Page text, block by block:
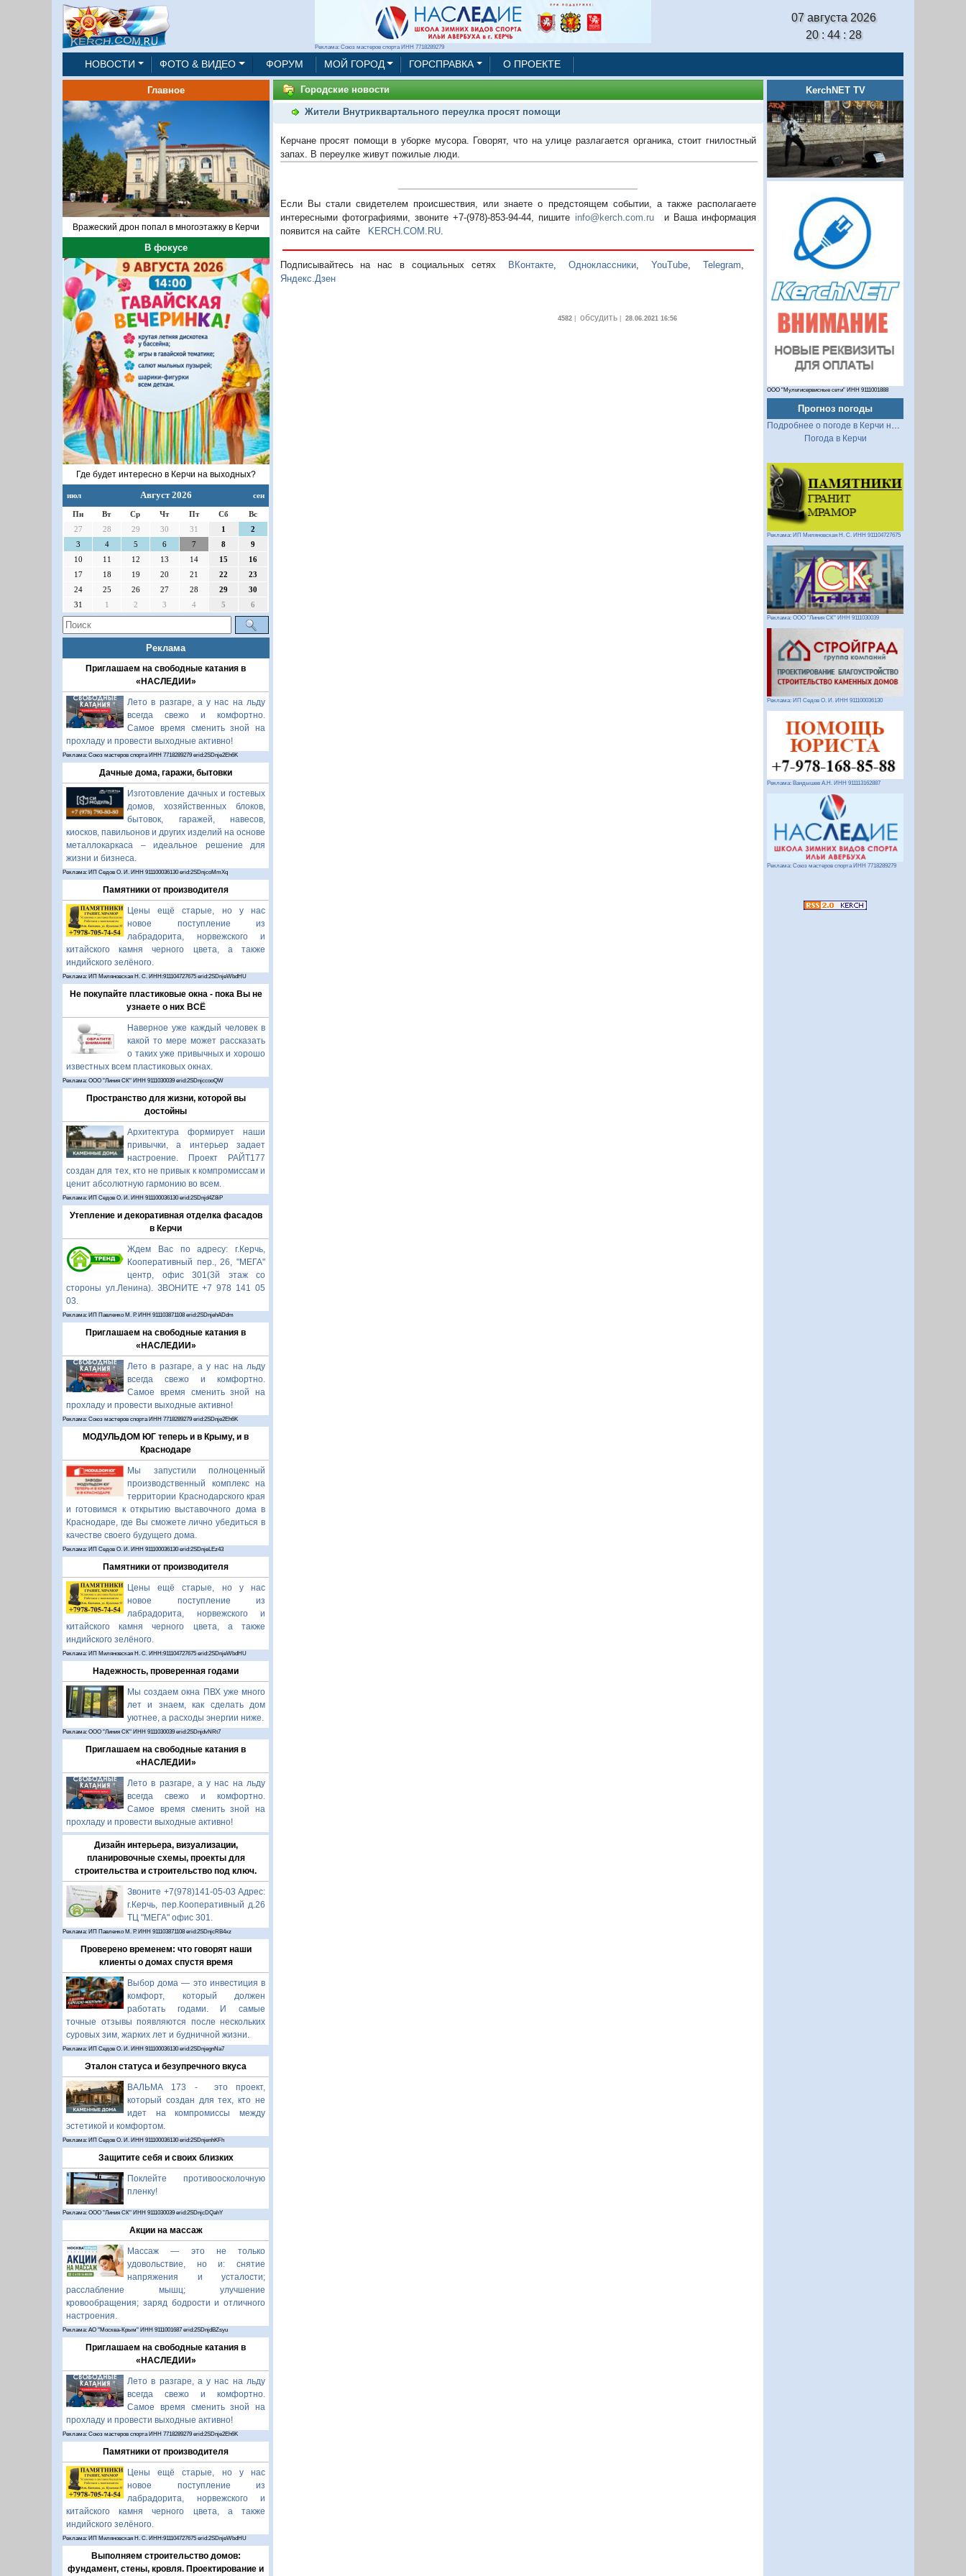
Реклама: Союз мастеров спорта ИНН 7718289279
07 августа 2026
20 : 44 : 28
НОВОСТИ ФОТО & ВИДЕО ФОРУМ МОЙ ГОРОД ГОРСПРАВКА О ПРОЕКТЕ
Главное
Вражеский дрон попал в многоэтажку в Керчи
В фокусе
Где будет интересно в Керчи на выходных?
июл Август 2026 сен
Пн Вт Ср Чт Пт Сб
Вс
27
28 29 30 31 1
2
3
4 5 6 7 8
9
10
11 12 13 14 15
16
17
18 19 20 21 22
23
24
25 26 27 28 29
30
31
1 2 3 4 5 6
Реклама
Приглашаем на свободные катания в
«НАСЛЕДИИ»
Лето в разгаре, а у нас на льду
всегда свежо и комфортно.
Самое время сменить зной на
прохладу и провести выходные активно!
Реклама: Союз мастеров спорта ИНН 7718289279 erid:2SDnje2Eh6K
Дачные дома, гаражи, бытовки
Изготовление дачных и гостевых
домов, хозяйственных блоков,
бытовок, гаражей, навесов,
киосков, павильонов и других изделий на основе
металлокаркаса – идеальное решение для
жизни и бизнеса.
Реклама: ИП Седов О. И. ИНН 911100036130 erid:2SDnjcoMmXq
Памятники от производителя
Цены ещё старые, но у нас
новое поступление из
лабрадорита, норвежского и
китайского камня черного цвета, а также
индийского зелёного.
Реклама: ИП Миляновская Н. С. ИНН:911104727675 erid:2SDnjeWbdHU
Не покупайте пластиковые окна - пока Вы не
узнаете о них ВСЁ
Наверное уже каждый человек в
какой то мере может рассказать
о таких уже привычных и хорошо
известных всем пластиковых окнах.
Реклама: ООО "Линия СК" ИНН 9111030039 erid:2SDnjccooQW
Пространство для жизни, которой вы
достойны
Архитектура формирует наши
привычки, а интерьер задает
настроение. Проект РАЙТ177
создан для тех, кто не привык к компромиссам и
ценит абсолютную гармонию во всем.
Реклама: ИП Седов О. И. ИНН 911100036130 erid:2SDnjd4Z8iP
Утепление и декоративная отделка фасадов
в Керчи
Ждем Вас по адресу: г.Керчь,
Кооперативный пер., 26, "МЕГА"
центр, офис 301(3й этаж со
стороны ул.Ленина). ЗВОНИТЕ +7 978 141 05
03.
Реклама: ИП Павленко М. Р. ИНН 911103871108 erid:2SDnjehADdm
Приглашаем на свободные катания в
«НАСЛЕДИИ»
Лето в разгаре, а у нас на льду
всегда свежо и комфортно.
Самое время сменить зной на
прохладу и провести выходные активно!
Реклама: Союз мастеров спорта ИНН 7718289279 erid:2SDnje2Eh6K
МОДУЛЬДОМ ЮГ теперь и в Крыму, и в
Краснодаре
Мы запустили полноценный
производственный комплекс на
территории Краснодарского края
и готовимся к открытию выставочного дома в
Краснодаре, где Вы сможете лично убедиться в
качестве своего будущего дома.
Реклама: ИП Седов О. И. ИНН 911100036130 erid:2SDnjeLEz43
Памятники от производителя
Цены ещё старые, но у нас
новое поступление из
лабрадорита, норвежского и
китайского камня черного цвета, а также
индийского зелёного.
Реклама: ИП Миляновская Н. С. ИНН:911104727675 erid:2SDnjeWbdHU
Надежность, проверенная годами
Мы создаем окна ПВХ уже много
лет и знаем, как сделать дом
уютнее, а расходы энергии ниже.
Реклама: ООО "Линия СК" ИНН 9111030039 erid:2SDnjdvNRt7
Приглашаем на свободные катания в
«НАСЛЕДИИ»
Лето в разгаре, а у нас на льду
всегда свежо и комфортно.
Самое время сменить зной на
прохладу и провести выходные активно!
Дизайн интерьера, визуализации,
планировочные схемы, проекты для
строительства и строительство под ключ.
Звоните +7(978)141-05-03 Адрес:
г.Керчь, пер.Кооперативный д.26
ТЦ "МЕГА" офис 301.
Реклама: ИП Павленко М. Р. ИНН 911103871108 erid:2SDnjcRB4xz
Проверено временем: что говорят наши
клиенты о домах спустя время
Выбор дома — это инвестиция в
комфорт, который должен
работать годами. И самые
точные отзывы появляются после нескольких
суровых зим, жарких лет и будничной жизни.
Реклама: ИП Седов О. И. ИНН 911100036130 erid:2SDnjegnNa7
Эталон статуса и безупречного вкуса
ВАЛЬМА 173 - это проект,
который создан для тех, кто не
идет на компромиссы между
эстетикой и комфортом.
Реклама: ИП Седов О. И. ИНН 911100036130 erid:2SDnjenhKFh
Защитите себя и своих близких
Поклейте противоосколочную
пленку!
Реклама: ООО "Линия СК" ИНН 9111030039 erid:2SDnjcDQahY
Акции на массаж
Массаж — это не только
удовольствие, но и: снятие
напряжения и усталости;
расслабление мышц; улучшение
кровообращения; заряд бодрости и отличного
настроения.
Реклама: АО "Москва-Крым" ИНН 9111001687 erid:2SDnjdBZsyu
Приглашаем на свободные катания в
«НАСЛЕДИИ»
Лето в разгаре, а у нас на льду
всегда свежо и комфортно.
Самое время сменить зной на
прохладу и провести выходные активно!
Реклама: Союз мастеров спорта ИНН 7718289279 erid:2SDnje2Eh6K
Памятники от производителя
Цены ещё старые, но у нас
новое поступление из
лабрадорита, норвежского и
китайского камня черного цвета, а также
индийского зелёного.
Реклама: ИП Миляновская Н. С. ИНН:911104727675 erid:2SDnjeWbdHU
Выполняем строительство домов:
фундамент, стены, кровля. Проектирование и
Городские новости
Жители Внутриквартального переулка просят помощи
Керчане просят помощи в уборке мусора. Говорят, что на улице разлагается органика, стоит гнилостный
запах. В переулке живут пожилые люди.
Если Вы стали свидетелем происшествия, или знаете о предстоящем событии, а также располагаете
интересными фотографиями, звоните +7-(978)-853-94-44, пишите info@kerch.com.ru и Ваша информация
появится на сайте KERCH.COM.RU.
Подписывайтесь на нас в социальных сетях ВКонтакте Одноклассники ,YouTube ,Telegram
Яндекс.Дзен
4582| обсудить| 28.06.2021 16:56
KerchNET TV
ООО "Мультисервисные сети" ИНН 9111001888
Прогноз погоды
Подробнее о погоде в Керчи на 2 недели
Погода в Керчи
Реклама: ИП Миляновская Н. С. ИНН 911104727675
Реклама: ООО "Линия СК" ИНН 9111030039
Реклама: ИП Седов О. И. ИНН 911100036130
Реклама: Вандышев А.Н. ИНН 911113162887
Реклама: Союз мастеров спорта ИНН 7718289279